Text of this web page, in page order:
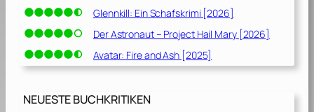
Glennkill: Ein Schafskrimi [2026]
Der Astronaut – Project Hail Mary [2026]
Avatar: Fire and Ash [2025]
NEUESTE BUCHKRITIKEN